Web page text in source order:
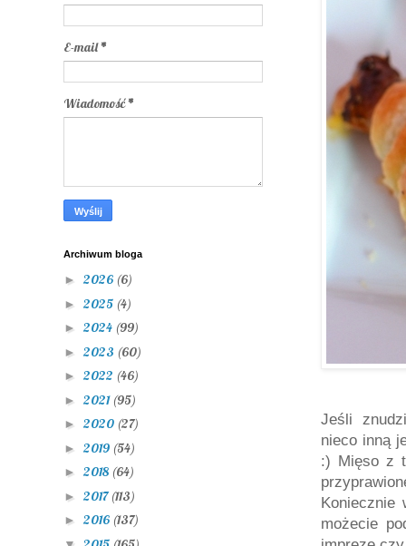
Jeśli
nieco inną
:) Mięso z
Koniecznie
możecie
E-mail*
Wiadomość*
Archiwum bloga
► 2026 (6)
► 2025 (4)
► 2024 (99)
► 2023 (60)
► 2022 (46)
► 2021 (95)
► 2020 (27)
► 2019 (54)
► 2018 (64)
► 2017(113)
► 2016 (137)